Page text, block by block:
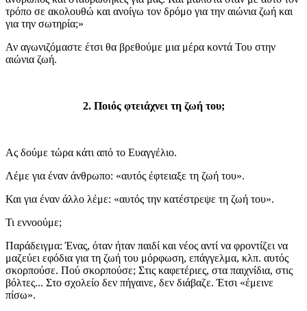
τρόπο σε ακολουθώ και ανοίγω τον δρόμο για την αιώνια ζωή και
για την σωτηρία;»
Αν αγωνιζόμαστε έτσι θα βρεθούμε μια μέρα κοντά Του στην
αιώνια ζωή.
2. Ποιός φτειάχνει τη ζωή του;
Ας δούμε τώρα κάτι από το Ευαγγέλιο.
Λέμε για έναν άνθρωπο: «αυτός έφτειαξε τη ζωή του».
Και για έναν άλλο λέμε: «αυτός την κατέστρεψε τη ζωή του».
Τι εννοούμε;
Παράδειγμα: Ένας, όταν ήταν παιδί και νέος αντί να φροντίζει να
μαζεύει εφόδια για τη ζωή του μόρφωση, επάγγελμα, κλπ. αυτός
σκορπούσε. Πού σκορπούσε; Στις καφετέριες, στα παιχνίδια, στις
βόλτες... Στο σχολείο δεν πήγαινε, δεν διάβαζε. Έτσι «έμεινε
πίσω».